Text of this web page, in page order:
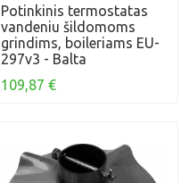
Potinkinis termostatas
vandeniu šildomoms
grindims, boileriams EU-
297v3 - Balta
109,87 €